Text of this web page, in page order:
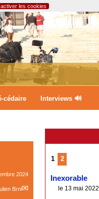
les cookies
cédaire Interviews 🔊
2024
Brnl
1 2
Inexorable
le 13 mai 2022